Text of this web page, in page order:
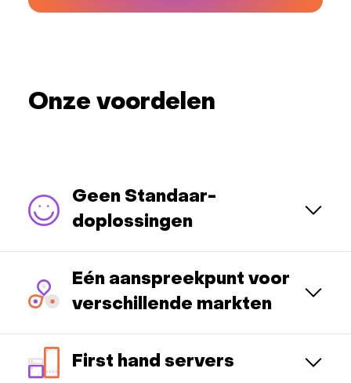
Onze voordelen
Geen Standaar-
doplossingen
Eén aanspreekpunt voor
verschillende markten
First hand servers